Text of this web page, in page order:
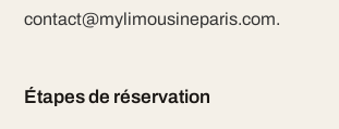
contact@mylimousineparis.com.
Étapes de réservation